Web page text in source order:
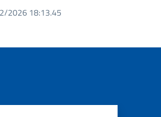
2026 18:13.45